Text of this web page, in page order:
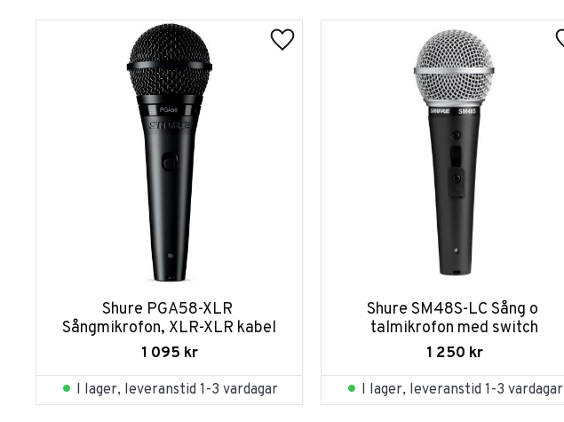
Shure PGA58-XLR
Sångmikrofon, XLR-XLR kabel
1 095 kr
I lager, leveranstid 1-3 vardagar
Shure SM48S-LC Sång o
talmikrofon med switch
1 250 kr
I lager, leveranstid 1-3 vardagar